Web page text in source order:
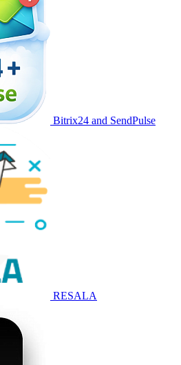
Bitrix24 and SendPulse
RESALA